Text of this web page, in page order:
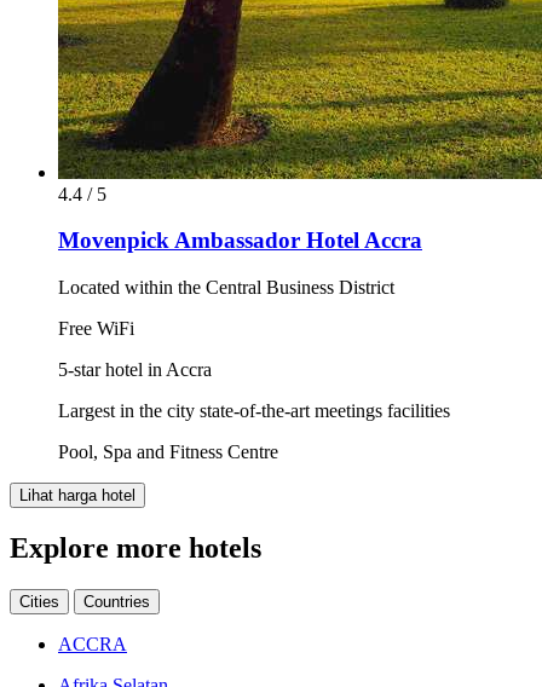
4.4 / 5
Movenpick Ambassador Hotel Accra
Located within the Central Business District
Free WiFi
5-star hotel in Accra
Largest in the city state-of-the-art meetings facilities
Pool, Spa and Fitness Centre
Lihat harga hotel
Explore more hotels
Cities Countries
ACCRA